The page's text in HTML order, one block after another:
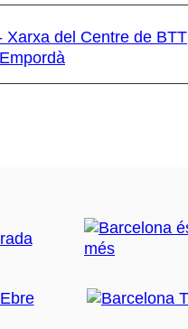
Xarxa del Centre de BTT